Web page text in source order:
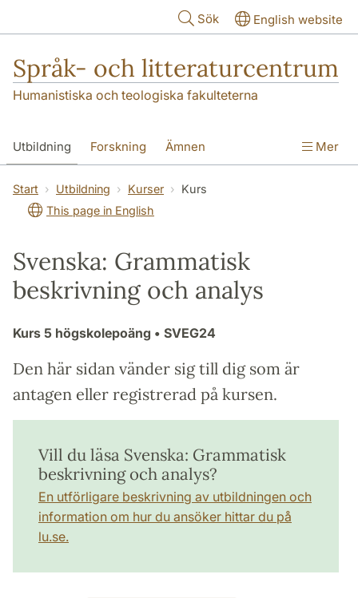
Sök English website
Språk- och litteraturcentrum
Humanistiska och teologiska fakulteterna
Utbildning Forskning Ämnen
SOL-husen Kontakt Institutionen
översättning till svenska
Mer
Start Utbildning Kurser
Kurs
This page in English
Svenska: Grammatisk
beskrivning och analys
Kurs 5 högskolepoäng • SVEG24
Den här sidan vänder sig till dig som är
antagen eller registrerad på kursen.
Vill du läsa Svenska: Grammatisk
beskrivning och analys?
En utförligare beskrivning av utbildningen och
information om hur du ansöker hittar du på
lu.se.